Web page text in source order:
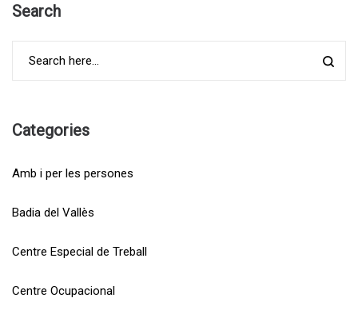
Search
Categories
Amb i per les persones
Badia del Vallès
Centre Especial de Treball
Centre Ocupacional